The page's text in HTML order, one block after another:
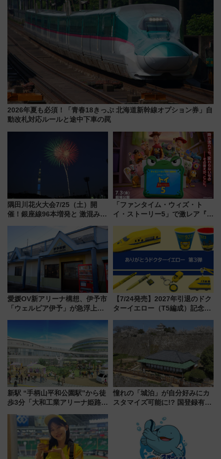
2026年夏も必須！「青春18きっぷ 北海道新幹線オプション券」自
動改札対応ルールと途中下車の罠
隅田川花火大会7/25（土）開
催！銀座線96本増発と 激混みの
アクセス攻略法、2万発の花火が
都心の夜に！
「ファンタイム・ウィズ・ト
イ・ストーリー5」で激レア『ロ
デコレーションも徹底解説
愛媛OV新アリーナ構想、伊予市
「ウェルピア伊予」が急浮上！
【7/24発売】2027年引退のドク
ターイエロー（T5編成）記念グ
送の目覚まし時計など通販・販
売店舗まとめ
新駅 “手柄山平和公園駅”から徒
歩3分「大和工業アリーナ姫路」
大相撲巡業など 豪華イベントと
アクセス
憧れの「城泊」が自分好みにカ
スタマイズ可能に!? 国登録有形
にオーダーメイド型の宿泊プラ
ンが誕生！